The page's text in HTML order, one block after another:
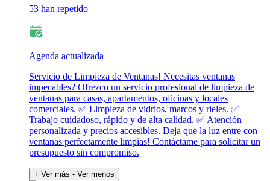
53 han repetido
Agenda actualizada
Servicio de Limpieza de Ventanas! Necesitas ventanas
impecables? Ofrezco un servicio profesional de limpieza de
ventanas para casas, apartamentos, oficinas y locales
comerciales. ✅ Limpieza de vidrios, marcos y rieles. ✅
Trabajo cuidadoso, rápido y de alta calidad. ✅ Atención
personalizada y precios accesibles. Deja que la luz entre con
ventanas perfectamente limpias! Contáctame para solicitar un
presupuesto sin compromiso.
+ Ver más - Ver menos